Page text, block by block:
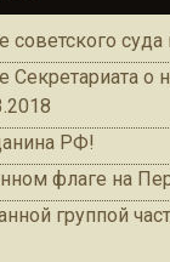
советского
Секретариата о
РФ!
флаге на
группой